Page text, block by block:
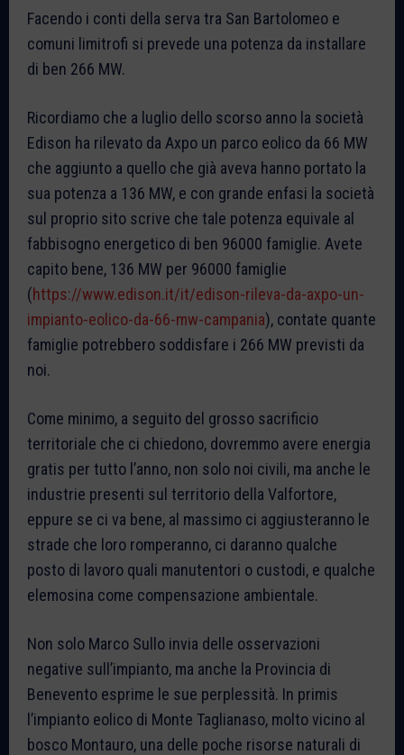
Facendo i conti della serva tra San Bartolomeo e
comuni limitrofi si prevede una potenza da installare
di ben 266 MW.
Ricordiamo che a luglio dello scorso anno la società
Edison ha rilevato da Axpo un parco eolico da 66 MW
che aggiunto a quello che già aveva hanno portato la
sua potenza a 136 MW, e con grande enfasi la società
sul proprio sito scrive che tale potenza equivale al
fabbisogno energetico di ben 96000 famiglie. Avete
capito bene, 136 MW per 96000 famiglie
(https://www.edison.it/it/edison-rileva-da-axpo-un-
impianto-eolico-da-66-mw-campania), contate quante
famiglie potrebbero soddisfare i 266 MW previsti da
noi.
Come minimo, a seguito del grosso sacrificio
territoriale che ci chiedono, dovremmo avere energia
gratis per tutto l’anno, non solo noi civili, ma anche le
industrie presenti sul territorio della Valfortore,
eppure se ci va bene, al massimo ci aggiusteranno le
strade che loro romperanno, ci daranno qualche
posto di lavoro quali manutentori o custodi, e qualche
elemosina come compensazione ambientale.
Non solo Marco Sullo invia delle osservazioni
negative sull’impianto, ma anche la Provincia di
Benevento esprime le sue perplessità. In primis
l’impianto eolico di Monte Taglianaso, molto vicino al
bosco Montauro, una delle poche risorse naturali di